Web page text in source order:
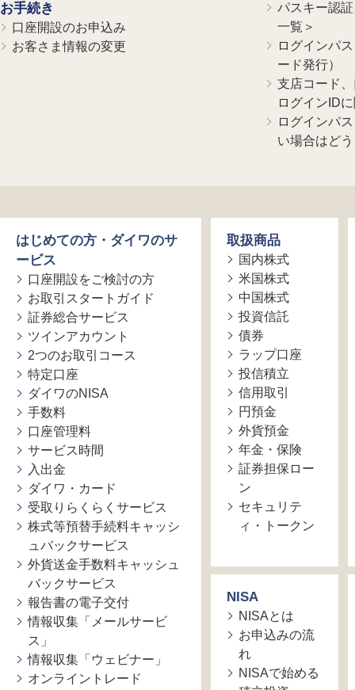
お手続き
口座開設のお申込み
お客さま情報の変更
パスキー認
一覧＞
ログインパ
ード発行）
支店コード
ログインID
ログインパ
い場合はど
はじめての方・ダイワのサ
ービス
口座開設をご検討の方
お取引スタートガイド
証券総合サービス
ツインアカウント
2つのお取引コース
特定口座
ダイワのNISA
手数料
口座管理料
サービス時間
入出金
ダイワ・カード
受取りらくらくサービス
株式等預替手続料キャッシ
ュバックサービス
外貨送金手数料キャッシュ
バックサービス
報告書の電子交付
情報収集「メールサービ
ス」
情報収集「ウェビナー」
オンライントレード
取扱商品
国内株式
米国株式
中国株式
投資信託
債券
ラップ口座
投信積立
信用取引
円預金
外貨預金
年金・保険
証券担保ロー
ン
セキュリテ
ィ・トークン
NISA
NISAとは
お申込みの流
れ
NISAで始める